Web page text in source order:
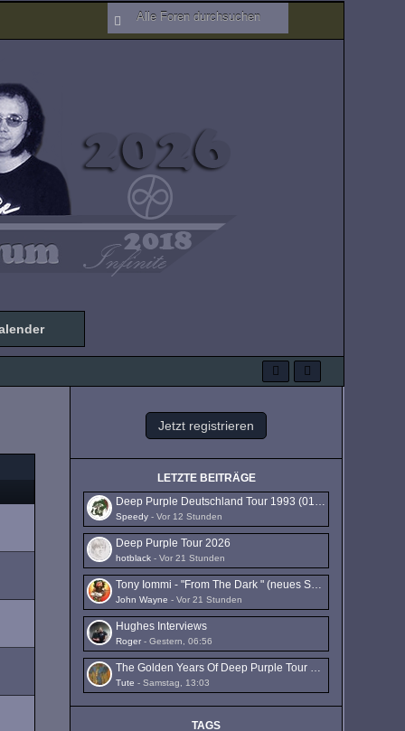
Jetzt registrieren
LETZTE BEITRÄGE
Deep Purple Deutschland Tour 1993 (01.10. - 16.10.1993)
Speedy -Vor 12 Stunden
Deep Purple Tour 2026
hotblack -Vor 21 Stunden
Tony Iommi - "From The Dark " (neues Solo-Album)
John Wayne -Vor 21 Stunden
Hughes Interviews
Roger -Gestern, 06:56
The Golden Years Of Deep Purple Tour 2026
Tute -Samstag, 13:03
TAGS